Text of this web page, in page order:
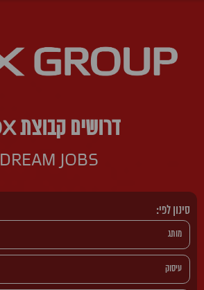
דרושים קבוצת FOX
DREAM JOBS
סינון לפי: